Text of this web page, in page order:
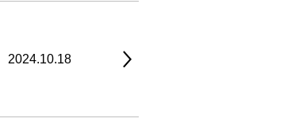
2024.10.18